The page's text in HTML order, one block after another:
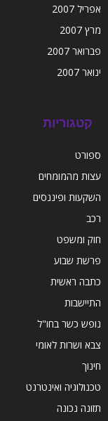
אפריל 2007
מרץ 2007
פברואר 2007
ינואר 2007
קטגוריות
ספורט
עצות מהמומחים
השקעות ופיננסים
רכב
חוק ומשפט
פרשת שבוע
כתבה ראשית
התיישבות
נופש כשר בחו"ל
צבא ושרות לאומי
חינוך
טכנולוגיה ואינטרנט
תזונה נכונה